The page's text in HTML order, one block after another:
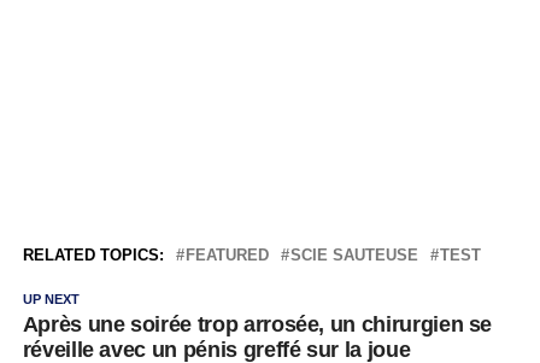
RELATED TOPICS: FEATURED SCIE SAUTEUSE TEST
UP NEXT
Après une soirée trop arrosée, un chirurgien se
réveille avec un pénis greffé sur la joue